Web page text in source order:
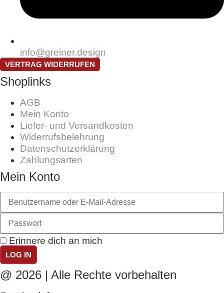
info@greiner.design
VERTRAG WIDERRUFEN
Shoplinks
AGB
Mein Konto
Liefer- und Versandkosten
Widerrufsbelehrung
Datenschutzerklärung
Zahlungsarten
Mein Konto
Erinnere dich an mich
LOG IN
@ 2026 | Alle Rechte vorbehalten